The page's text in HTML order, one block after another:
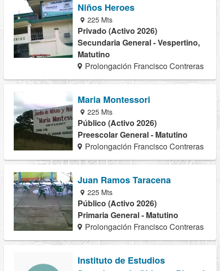
Niños Heroes
225 Mts
Privado (Activo 2026)
Secundaria General - Vespertino,
Matutino
Prolongación Francisco Contreras
Maria Montessori
225 Mts
Público (Activo 2026)
Preescolar General - Matutino
Prolongación Francisco Contreras
Juan Ramos Taracena
225 Mts
Público (Activo 2026)
Primaria General - Matutino
Prolongación Francisco Contreras
Instituto de Estudios